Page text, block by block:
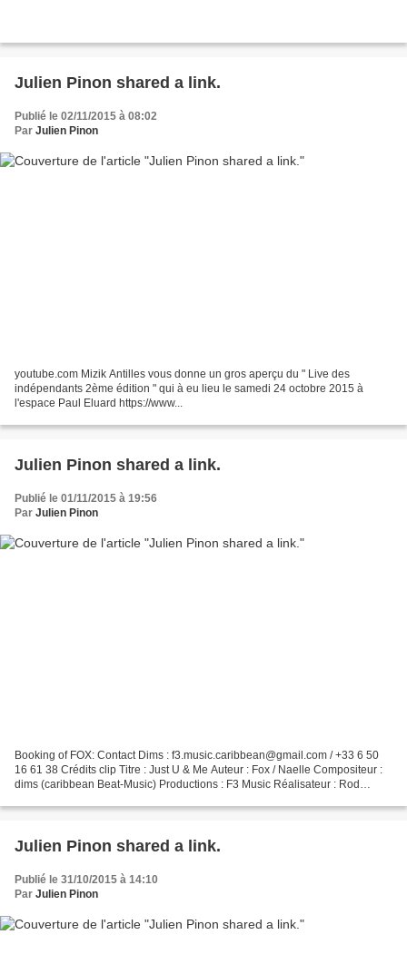
Julien Pinon shared a link.
Publié le 02/11/2015 à 08:02
Par Julien Pinon
youtube.com Mizik Antilles vous donne un gros aperçu du " Live des
indépendants 2ème édition " qui à eu lieu le samedi 24 octobre 2015 à
l'espace Paul Eluard https://www...
Julien Pinon shared a link.
Publié le 01/11/2015 à 19:56
Par Julien Pinon
Booking of FOX: Contact Dims : f3.music.caribbean@gmail.com / +33 6 50
16 61 38 Crédits clip Titre : Just U & Me Auteur : Fox / Naelle Compositeur :
dims (caribbean Beat-Music) Productions : F3 Music Réalisateur : Rod
Julien Pinon shared a link.
Publié le 31/10/2015 à 14:10
Par Julien Pinon